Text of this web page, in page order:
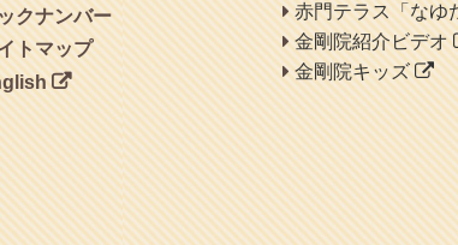
クナンバー
トマップ
赤門テラス「なゆ
金剛院紹介ビデオ
金剛院キッズ